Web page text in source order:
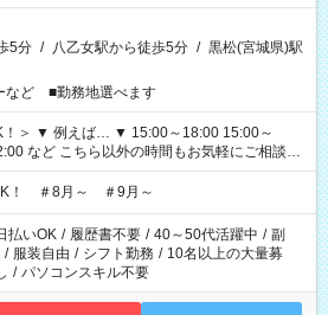
5分 / 八乙女駅から徒歩5分 / 黒松(宮城県)駅
など ■勤務地選べます
15:00～
もお気軽にご相談く
！ ＃8月～ ＃9月～
払いOK / 履歴書不要 / 40～50代活躍中 / 副
/ 服装自由 / シフト勤務 / 10名以上の大量募
/ パソコンスキル不要